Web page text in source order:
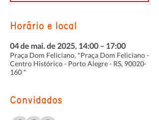
Horário e local
04 de mai. de 2025, 14:00 – 17:00
Praça Dom Feliciano, "Praça Dom Feliciano -
Centro Histórico - Porto Alegre - RS, 90020-
160 "
Convidados